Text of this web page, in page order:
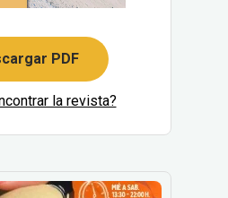
PDF
la revista?